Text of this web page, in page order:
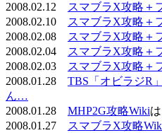
2008.02.12
スマブラX攻略＋
2008.02.10
スマブラX攻略＋
2008.02.08
スマブラX攻略＋
2008.02.04
スマブラX攻略＋
2008.02.03
スマブラX攻略＋
2008.01.28 TBS「オビラジR
ん…
2008.01.28 MHP2G攻略Wiki
2008.01.27
スマブラX攻略